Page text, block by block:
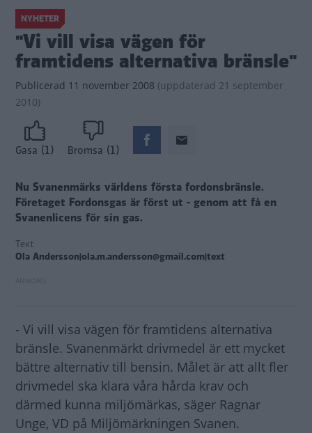
NYHETER
"Vi vill visa vägen för
framtidens alternativa bränsle"
Publicerad 11 november 2008 (uppdaterad 21 september
2010)
Gasa (1) Bromsa (1)
Nu Svanenmärks världens första fordonsbränsle.
Företaget Fordonsgas är först ut - genom att få en
Svanenlicens för sin gas.
Text
Ola Andersson|ola.m.andersson@gmail.com|text
- Vi vill visa vägen för framtidens alternativa
bränsle. Svanenmärkt drivmedel är ett mycket
bättre alternativ till bensin. Målet är att allt fler
drivmedel ska klara våra hårda krav och
därmed kunna miljömärkas, säger Ragnar
Unge, VD på Miljömärkningen Svanen.